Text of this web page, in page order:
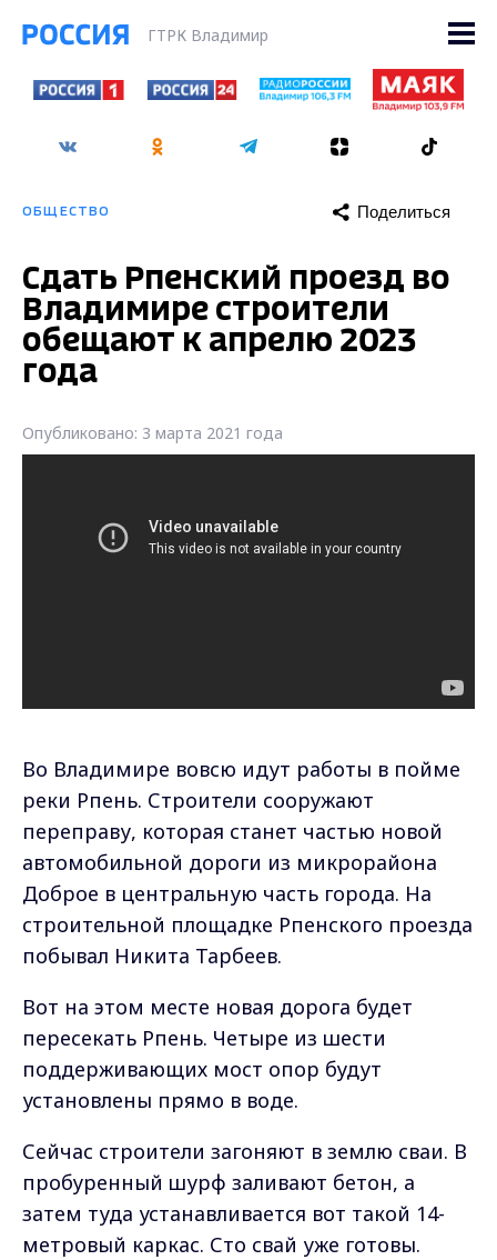
ГТРК Владимир
ОБЩЕСТВО Поделиться
Сдать Рпенский проезд во
Владимире строители
обещают к апрелю 2023
года
Опубликовано: 3 марта 2021 года
Во Владимире вовсю идут работы в пойме
реки Рпень. Строители сооружают
переправу, которая станет частью новой
автомобильной дороги из микрорайона
Доброе в центральную часть города. На
строительной площадке Рпенского проезда
побывал Никита Тарбеев.
Вот на этом месте новая дорога будет
пересекать Рпень. Четыре из шести
поддерживающих мост опор будут
установлены прямо в воде.
Сейчас строители загоняют в землю сваи. В
пробуренный шурф заливают бетон, а
затем туда устанавливается вот такой 14-
метровый каркас. Сто свай уже готовы.